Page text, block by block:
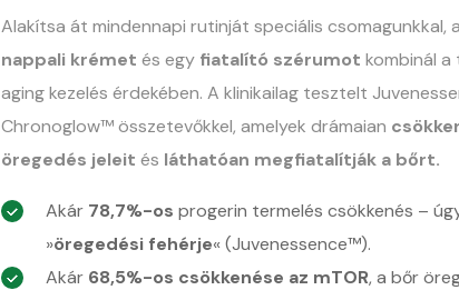
Alakítsa át mindennapi rutinját speciális csomagunkkal,
nappali krémet és egy fiatalító szérumot kombinál
aging kezelés érdekében. A klinikailag tesztelt
Chronoglow™ összetevőkkel, amelyek drámaian
öregedés jeleit és láthatóan megfiatalítják a bőrt.
Akár 78,7%-os progerin termelés csökkenés –
»öregedési fehérje« (Juvenessence™).
Akár 68,5%-os csökkenése az mTOR, a bőr